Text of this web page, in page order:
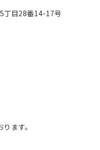
丁目28番14-17号
ます。